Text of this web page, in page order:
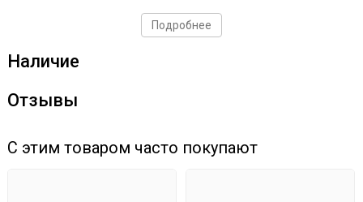
Подробнее
Наличие
Отзывы
С этим товаром часто покупают